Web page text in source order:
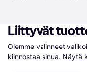
Liittyvät
Olemme valinneet
kiinnostaa sinua. Näytä